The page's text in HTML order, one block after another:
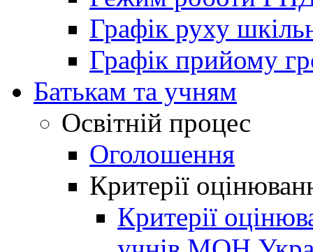
Графік руху
Графік прийому
Батькам та учням
Освітній процес
Оголошення
Критерії
Критерії